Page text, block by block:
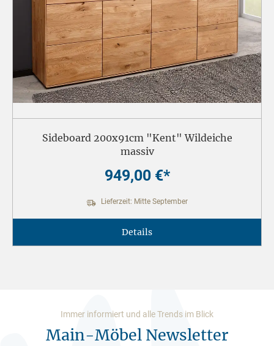
Sideboard 200x91cm "Kent" Wildeiche
massiv
949,00 €*
Lieferzeit: Mitte September
Details
Immer informiert und alle Trends im Blick
Main-Möbel Newsletter